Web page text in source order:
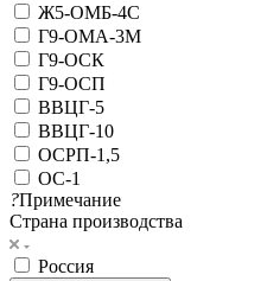
Ж5-ОМБ-4С
Г9-ОМА-3М
Г9-ОСК
Г9-ОСП
ВВЦГ-5
ВВЦГ-10
ОСРП-1,5
ОС-1
?Примечание
Страна производства
Россия